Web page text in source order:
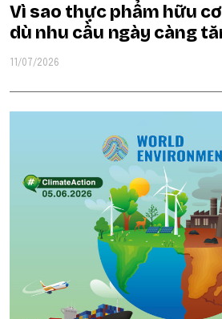
Vì sao thực phẩm hữu
dù nhu cầu ngày càng
11/07/2026